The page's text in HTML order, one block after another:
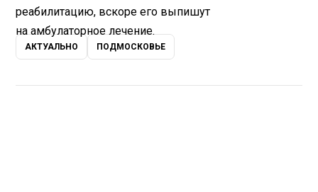
реабилитацию, вскоре его выпишут
на амбулаторное лечение.
АКТУАЛЬНО ПОДМОСКОВЬЕ